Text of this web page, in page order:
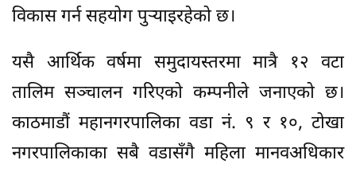
विकास गर्न सहयोग पुर्‍याइरहेको छ।
यसै आर्थिक वर्षमा समुदायस्तरमा मात्रै १२ वटा
तालिम सञ्चालन गरिएको कम्पनीले जनाएको छ।
काठमाडौं महानगरपालिका वडा नं. ९ र १०, टोखा
नगरपालिकाका सबै वडासँगै महिला मानवअधिकार